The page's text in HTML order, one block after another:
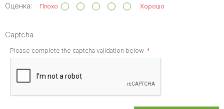
Оценка: Плохо Хорошо
Captcha
Please complete the captcha validation below